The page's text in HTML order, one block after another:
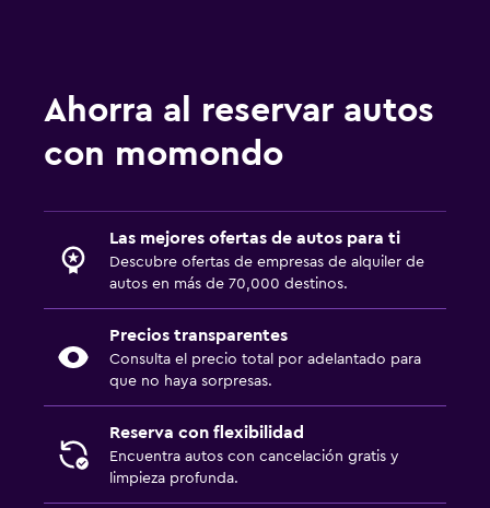
Ahorra al reservar autos
con momondo
Las mejores ofertas de autos para ti
Descubre ofertas de empresas de alquiler de
autos en más de 70,000 destinos.
Precios transparentes
Consulta el precio total por adelantado para
que no haya sorpresas.
Reserva con flexibilidad
Encuentra autos con cancelación gratis y
limpieza profunda.